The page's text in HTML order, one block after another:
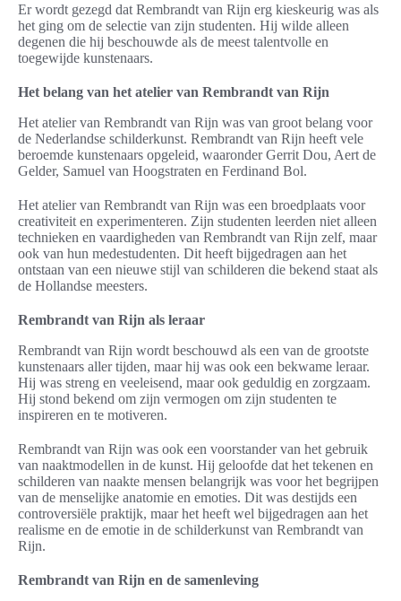
Er wordt gezegd dat Rembrandt van Rijn erg kieskeurig was als
het ging om de selectie van zijn studenten. Hij wilde alleen
degenen die hij beschouwde als de meest talentvolle en
toegewijde kunstenaars.
Het belang van het atelier van Rembrandt van Rijn
Het atelier van Rembrandt van Rijn was van groot belang voor
de Nederlandse schilderkunst. Rembrandt van Rijn heeft vele
beroemde kunstenaars opgeleid, waaronder Gerrit Dou, Aert de
Gelder, Samuel van Hoogstraten en Ferdinand Bol.
Het atelier van Rembrandt van Rijn was een broedplaats voor
creativiteit en experimenteren. Zijn studenten leerden niet alleen
technieken en vaardigheden van Rembrandt van Rijn zelf, maar
ook van hun medestudenten. Dit heeft bijgedragen aan het
ontstaan van een nieuwe stijl van schilderen die bekend staat als
de Hollandse meesters.
Rembrandt van Rijn als leraar
Rembrandt van Rijn wordt beschouwd als een van de grootste
kunstenaars aller tijden, maar hij was ook een bekwame leraar.
Hij was streng en veeleisend, maar ook geduldig en zorgzaam.
Hij stond bekend om zijn vermogen om zijn studenten te
inspireren en te motiveren.
Rembrandt van Rijn was ook een voorstander van het gebruik
van naaktmodellen in de kunst. Hij geloofde dat het tekenen en
schilderen van naakte mensen belangrijk was voor het begrijpen
van de menselijke anatomie en emoties. Dit was destijds een
controversiële praktijk, maar het heeft wel bijgedragen aan het
realisme en de emotie in de schilderkunst van Rembrandt van
Rijn.
Rembrandt van Rijn en de samenleving